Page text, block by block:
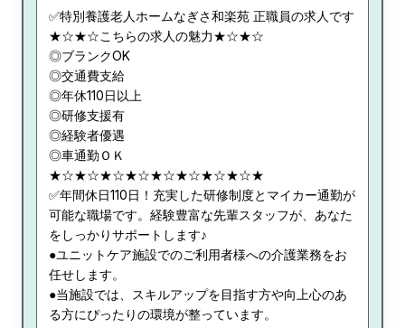
✅特別養護老人ホームなぎさ和楽苑 正職員の求人です
★☆★☆こちらの求人の魅力★☆★☆
◎ブランクOK
◎交通費支給
◎年休110日以上
◎研修支援有
◎経験者優遇
◎車通勤ＯＫ
★☆★☆★☆★☆★☆★☆★☆★☆★
✅年間休日110日！充実した研修制度とマイカー通勤が
可能な職場です。経験豊富な先輩スタッフが、あなた
をしっかりサポートします♪
●ユニットケア施設でのご利用者様への介護業務をお
任せします。
●当施設では、スキルアップを目指す方や向上心のあ
る方にぴったりの環境が整っています。